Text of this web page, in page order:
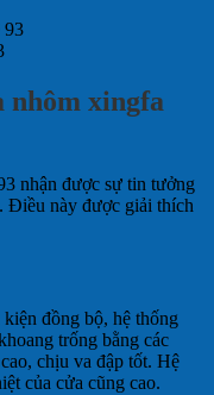
nhôm xingfa
nhận được sự tin tưởng
Điều này được giải thích
đồng bộ, hệ thống
trống bằng các
chịu va đập tốt. Hệ
của cửa cũng cao.